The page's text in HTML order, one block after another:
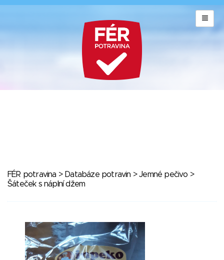
FÉR potravina > Databáze potravin >Jemné pečivo >
Šáteček s náplní džem